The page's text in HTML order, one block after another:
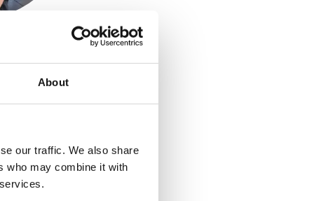
About
our traffic. We also share
who may combine it with
som 13 åring
med mätta
mig som